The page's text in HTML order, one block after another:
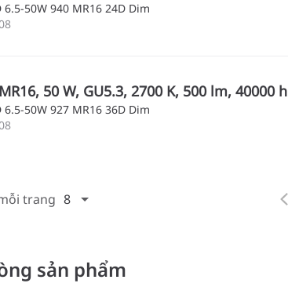
6.5-50W 940 MR16 24D Dim
50 W, GU5.3, 2700 K, 500 lm, 40000 h
6.5-50W 927 MR16 36D Dim
trang 8
sản phẩm